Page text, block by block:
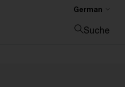
German
Suche